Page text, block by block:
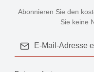
Abonnieren Sie den
Sie keine